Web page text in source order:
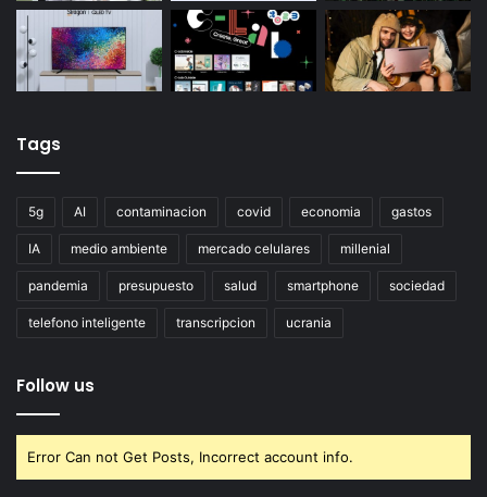
Tags
5g AI contaminacion covid economia gastos
IA medio ambiente mercado celulares millenial
pandemia presupuesto salud smartphone sociedad
telefono inteligente transcripcion ucrania
Follow us
Error Can not Get Posts, Incorrect account info.